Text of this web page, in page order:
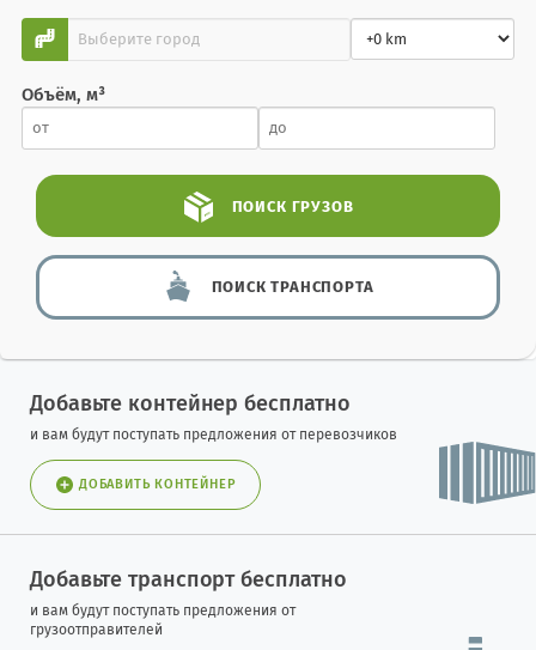
Объём, м³
ПОИСК ГРУЗОВ
ПОИСКТРАНСПОРТА
Добавьте контейнер бесплатно
и вам будут поступать предложения от перевозчиков
ДОБАВИТЬ КОНТЕЙНЕР
Добавьте транспорт бесплатно
и вам будут поступать предложения от
грузоотправителей